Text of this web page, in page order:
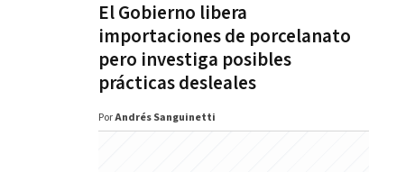
El Gobierno libera
importaciones de porcelanato
pero investiga posibles
prácticas desleales
PorAndrés Sanguinetti